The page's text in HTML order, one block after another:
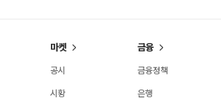
마켓
공시
시황
금융
금융정책
은행